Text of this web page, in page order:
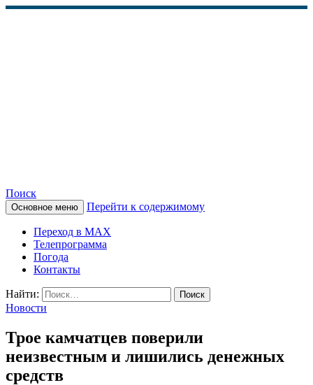
КАМЧАТСКОЕ
ИНФОРМАЦИОННОЕ
АГЕНТСТВО (КИА
«ВЕСТИ»)
Поиск
Основное меню Перейти к содержимому
Переход в MAX
Телепрограмма
Погода
Контакты
Найти:
Новости
Трое камчатцев поверили
неизвестным и лишились денежных
средств